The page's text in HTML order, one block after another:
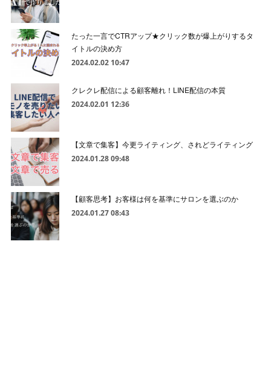
たった一言でCTRアップ★クリック数が爆上がりするタ
イトルの決め方
2024.02.02 10:47
クレクレ配信による顧客離れ！LINE配信の本質
2024.02.01 12:36
【文章で集客】今更ライティング、されどライティング
2024.01.28 09:48
【顧客思考】お客様は何を基準にサロンを選ぶのか
2024.01.27 08:43